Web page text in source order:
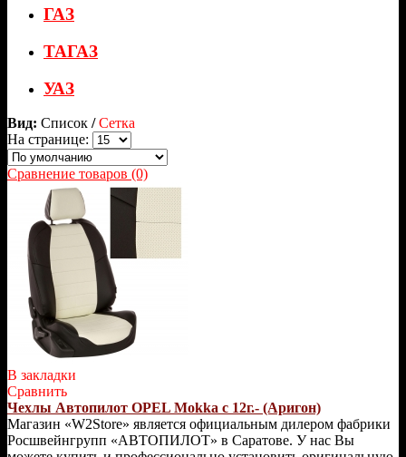
ГАЗ
ТАГАЗ
УАЗ
Вид: Список / Сетка
На странице:
Сравнение товаров (0)
В закладки
Сравнить
Чехлы Автопилот OPEL Mokka с 12г.- (Аригон)
Магазин «W2Store» является официальным дилером фабрики
Росшвейнгрупп «АВТОПИЛОТ» в Саратове. У нас Вы